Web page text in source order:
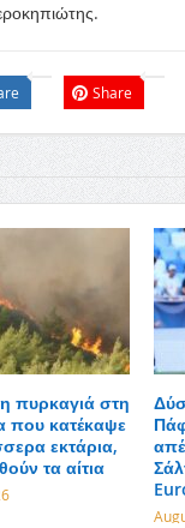
Share
πυρκαγιά στη
που κατέκαψε
εκτάρια,
τα αίτια